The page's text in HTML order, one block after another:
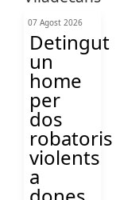
07 Agost 2026
Detingut
un
home
per
dos
robatoris
violents
a